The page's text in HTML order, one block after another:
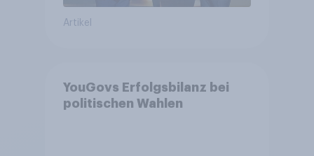
Artikel
YouGovs Erfolgsbilanz bei
politischen Wahlen